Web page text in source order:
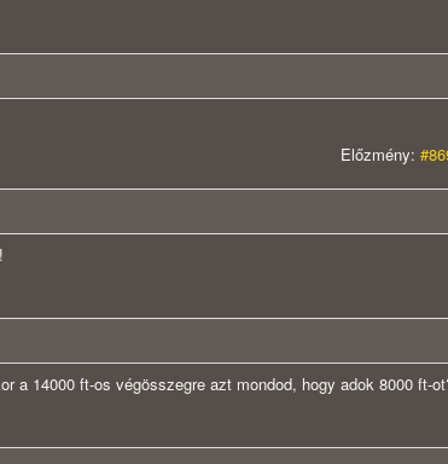
Előzmény:
a 14000 ft-os végösszegre azt mondod, hogy adok 8000 ft-